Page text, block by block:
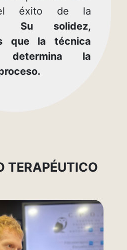
éxito de la
Su solidez,
que la técnica
determina la
TERAPÉUTICO